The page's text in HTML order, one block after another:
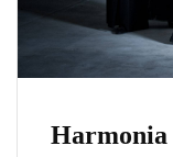
Harmonia